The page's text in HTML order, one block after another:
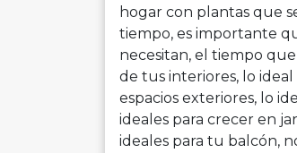
hogar con plantas que
tiempo, es importante
necesitan, el tiempo
de tus interiores, lo
espacios exteriores, lo
ideales para crecer en
ideales para tu balcón,